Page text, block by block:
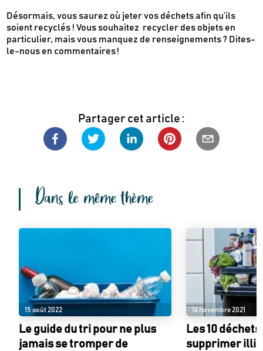
Désormais, vous saurez où jeter vos déchets afin qu’ils
soient recyclés ! Vous souhaitez recycler des objets en
particulier, mais vous manquez de renseignements ? Dites-
le-nous en commentaires !
Partager cet article :
Dans le même thème
15 août 2022
Le guide du tri pour ne plus
jamais se tromper de
16 novembre 2021
Les 10
supprimer